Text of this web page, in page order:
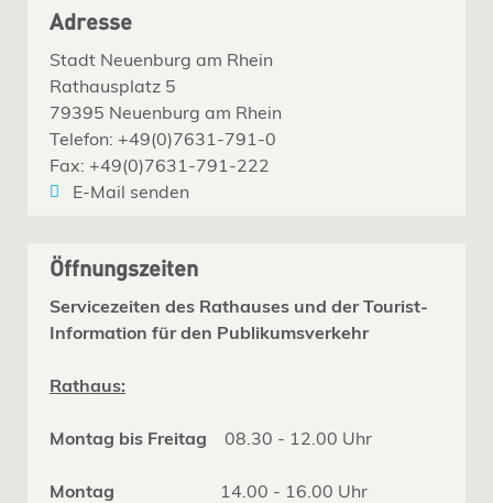
Adresse
Stadt Neuenburg am Rhein
Rathausplatz 5
79395 Neuenburg am Rhein
Telefon: +49(0)7631-791-0
Fax: +49(0)7631-791-222
E-Mail senden
Öffnungszeiten
Servicezeiten des Rathauses und der Tourist-
Information für den Publikumsverkehr
Rathaus:
Montag bis Freitag 08.30 - 12.00 Uhr
Montag 14.00 - 16.00 Uhr